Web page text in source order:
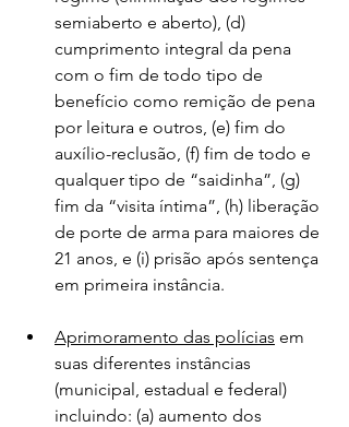
semiaberto e aberto), (d)
cumprimento integral da pena
com o fim de todo tipo de
benefício como remição de pena
por leitura e outros, (e) fim do
auxílio-reclusão, (f) fim de todo e
qualquer tipo de “saidinha”, (g)
fim da “visita íntima”, (h) liberação
de porte de arma para maiores de
21 anos, e (i) prisão após sentença
em primeira instância.
Aprimoramento das polícias em
suas diferentes instâncias
(municipal, estadual e federal)
incluindo: (a) aumento dos